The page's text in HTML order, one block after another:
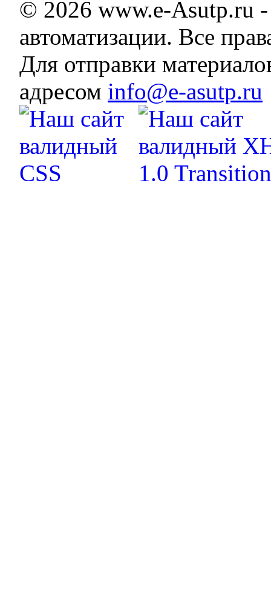
© 2026 www.e-Asutp.ru
автоматизации. Все
Для отправки
адресом info@e-asutp.ru